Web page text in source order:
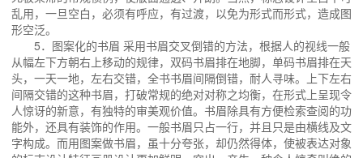
乱用，一旦空白，必须有呼应，有过渡，以免为形式而形式，造成图
形空泛。
5．图案化的书眉 采用书眉交叉倒错的方法，根据人的视线一般
从幅左下方朝右上移动的规律，双码书眉排在地脚，单码书眉排在天
头，一天一地，左右交错，全书书眉间隔倒错，耐人寻味。上下左右
间隔交错的这种书眉，打破常规的绝对对称之均衡，在形式上呈现令
人惊讶的新意，有独特的审美观价值。书眉除具有方便检索查阅的功
能外，还具有装饰的作用。一般书眉只占一行，并且只是由横线及文
字构成。而用图案做书眉，虽十分夸张，却仍然得体，使被表达对象